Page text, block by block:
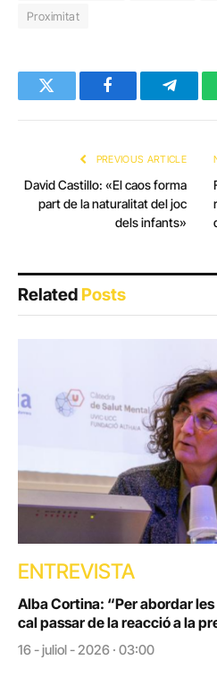
Proximitat
Twitter Facebook
PREVIOUS ARTICLE
David Castillo: «El caos forma
part de la naturalitat del joc
dels infants»
RelatedPosts
ENTREVISTA
Alba Cortina: “Per abordar
cal passar de la reacció a la
16 - juliol - 2026 · 03:00